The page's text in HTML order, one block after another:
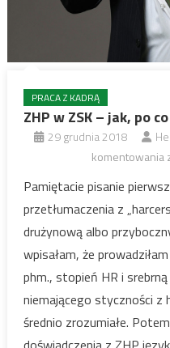
PRACA Z KADRĄ
ZHP w ZSK – jak, po
29 grudnia 2018
komentowania
i
Pamiętacie pisanie
przetłumaczenia z
drużynową albo
wpisałam, że
phm., stopień HR i
niemającego styczności z
średnio zrozumiałe.